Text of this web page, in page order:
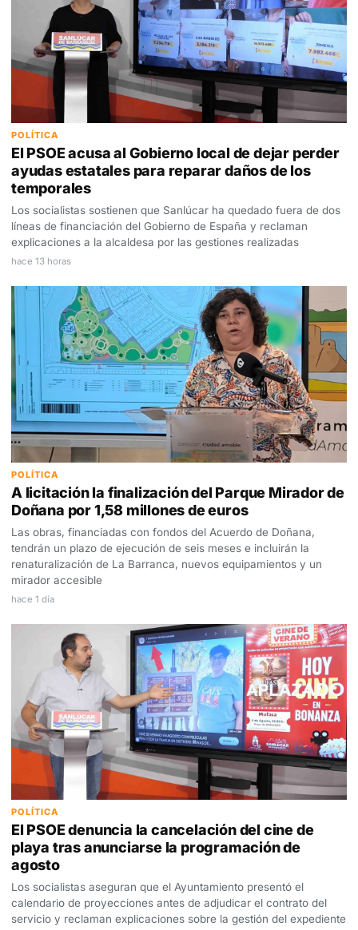
POLÍTICA
El PSOE acusa al Gobierno local de dejar perder
ayudas estatales para reparar daños de los
temporales
Los socialistas sostienen que Sanlúcar ha quedado fuera de dos
líneas de financiación del Gobierno de España y reclaman
explicaciones a la alcaldesa por las gestiones realizadas
hace 13 horas
POLÍTICA
A licitación la finalización del Parque Mirador de
Doñana por 1,58 millones de euros
Las obras, financiadas con fondos del Acuerdo de Doñana,
tendrán un plazo de ejecución de seis meses e incluirán la
renaturalización de La Barranca, nuevos equipamientos y un
mirador accesible
hace 1 día
POLÍTICA
El PSOE denuncia la cancelación del cine de
playa tras anunciarse la programación de
agosto
Los socialistas aseguran que el Ayuntamiento presentó el
calendario de proyecciones antes de adjudicar el contrato del
servicio y reclaman explicaciones sobre la gestión del expediente